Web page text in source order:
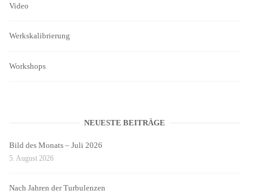
Video
Werkskalibrierung
Workshops
NEUESTE BEITRÄGE
Bild des Monats – Juli 2026
5. August 2026
Nach Jahren der Turbulenzen